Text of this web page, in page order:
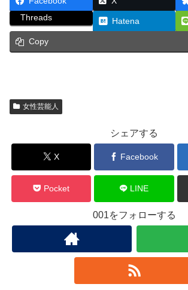
Threads
Hatena
Copy
女性芸能人
シェアする
X Facebook
Pocket LINE
001をフォローする